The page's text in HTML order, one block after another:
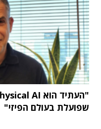
שפועלת בעולם הפיזי"